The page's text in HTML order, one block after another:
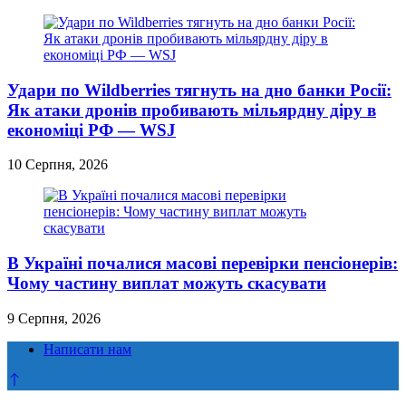
Удари по Wildberries тягнуть на дно банки Росії:
Як атаки дронів пробивають мільярдну діру в
економіці РФ — WSJ
10 Серпня, 2026
В Україні почалися масові перевірки пенсіонерів:
Чому частину виплат можуть скасувати
9 Серпня, 2026
Написати нам
Прокрутка
до